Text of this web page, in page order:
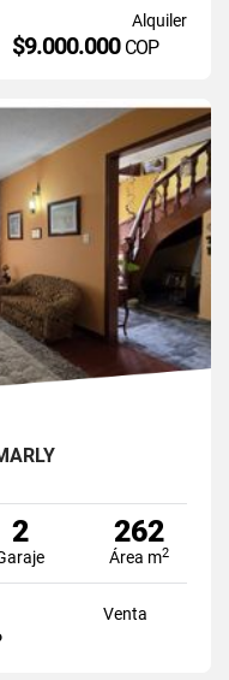
Alquiler
$9.000.000 COP
2 262
Área m2
Venta